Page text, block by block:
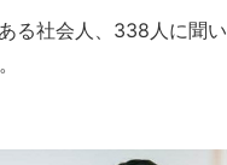
る社会人、338人に聞